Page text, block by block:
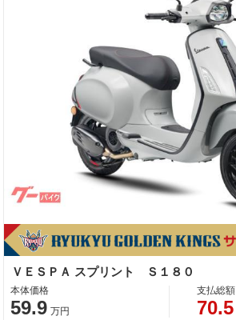
ＶＥＳＰＡ スプリント Ｓ１８０
本体価格
59.9 万円
支払総額
70.5